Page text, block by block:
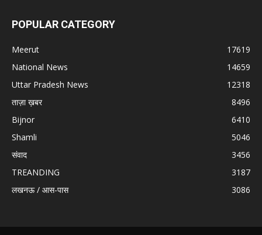
POPULAR CATEGORY
Meerut
17619
National News
14659
Uttar Pradesh News
12318
ताज़ा ख़बर
8496
Bijnor
6410
Shamli
5046
संवाद
3456
TREANDING
3187
लखनऊ / आस-पास
3086